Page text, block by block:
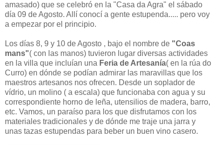
amasado) que se celebró en la "Casa da Agra" el sábado
día 09 de Agosto. Allí conocí a gente estupenda..... pero voy
a empezar por el principio.
Los días 8, 9 y 10 de Agosto , bajo el nombre de "Coas
mans"( con las manos) tuvieron lugar diversas actividades
en la villa que incluían una Feria de Artesanía( en la rúa do
Curro) en dónde se podían admirar las maravillas que los
maestros artesanos nos ofrecen. Desde un soplador de
vídrio, un molino ( a escala) que funcionaba con agua y su
correspondiente horno de leña, utensilios de madera, barro,
etc. Vamos, un paraíso para los que disfrutamos con los
materiales tradicionales y de dónde me traje una jarra y
unas tazas estupendas para beber un buen vino casero.